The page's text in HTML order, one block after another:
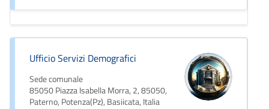
Ufficio Servizi Demografici
Sede comunale
85050 Piazza Isabella Morra, 2, 85050,
Paterno, Potenza(Pz), Basiicata, Italia